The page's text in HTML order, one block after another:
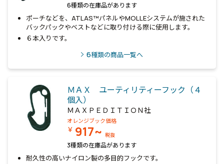
6種類の在庫品があります
ポーチなどを、ATLAS™パネルやMOLLEシステムが施された
バックパックやベストなどに取り付ける際に使用します。
６本入りです。
6種類の商品一覧へ
ＭＡＸ ユーティリティーフック（４
個入）
ＭＡＸＰＥＤＩＴＩＯＮ社
オレンジブック価格
￥ 917~ 税抜
3種類の在庫品があります
耐久性の高いナイロン製の多目的フックです。